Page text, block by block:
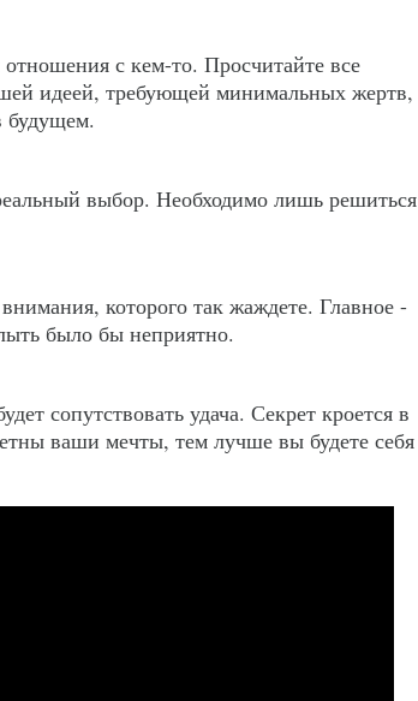
с кем-то. Просчитайте все
идеей, требующей минимальных жертв,
будущем.
выбор. Необходимо лишь решиться
которого так жаждете. Главное -
было бы неприятно.
сопутствовать удача. Секрет кроется в
ваши мечты, тем лучше вы будете себя